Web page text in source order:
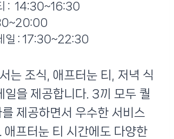
: 14:30~16:30
일 : 17:30~22:30
는 조식, 애프터눈 티, 저녁 식
일을 제공합니다. 3끼 모두 퀄
제공하면서 우수한 서비스
애프터눈 티 시간에도 다양한